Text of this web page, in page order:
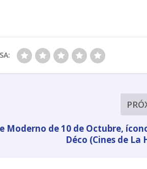
Moderno de 10 de Octubre,
Déco (Cines de La